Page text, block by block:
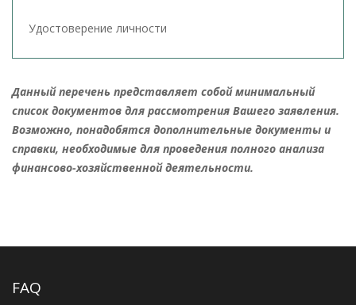
Удостоверение личности
Данный перечень представляет собой минимальный
список документов для рассмотрения Вашего заявления.
Возможно, понадобятся дополнительные документы и
справки, необходимые для проведения полного анализа
финансово-хозяйственной деятельности.
FAQ